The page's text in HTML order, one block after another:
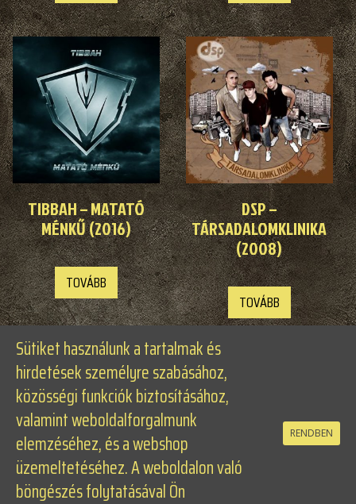
TIBBAH – MATATÓ
MÉNKŰ (2016)
TOVÁBB
DSP –
TÁRSADALOMKLINIKA
(2008)
TOVÁBB
Sütiket használunk a tartalmak és
hirdetések személyre szabásához,
közösségi funkciók biztosításához,
valamint weboldalforgalmunk
elemzéséhez, és a webshop
üzemeltetéséhez. A weboldalon való
böngészés folytatásával Ön
RENDBEN